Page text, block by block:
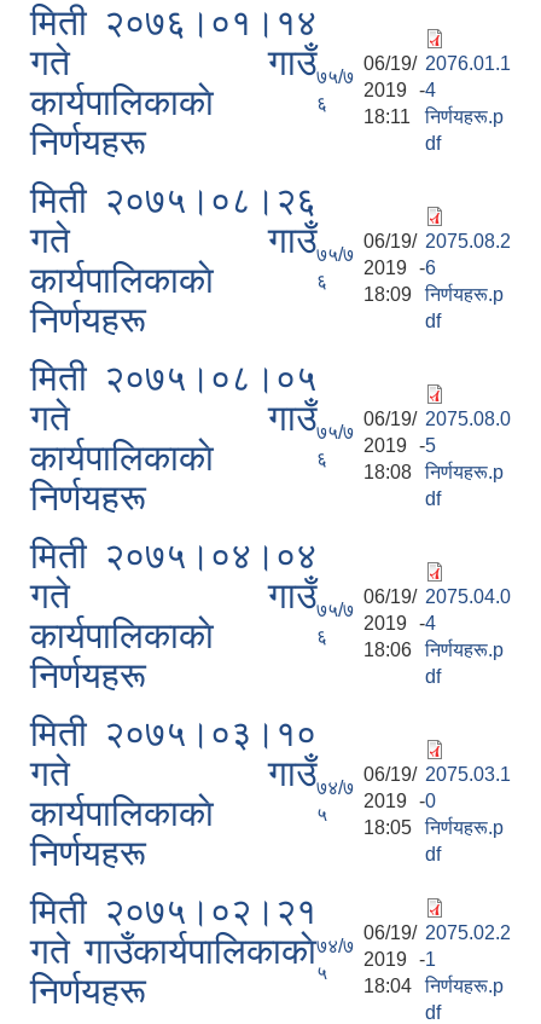
मिती २०७६।०१।१४
गते गाउँ
कार्यपालिकाकाे
निर्णयहरू
७५/७
६
06/19/
2019 -
18:11
2076.01.1
4
निर्णयहरू.p
df
मिती २०७५।०८।२६
गते गाउँ
कार्यपालिकाकाे
निर्णयहरू
७५/७
६
06/19/
2019 -
18:09
2075.08.2
6
निर्णयहरू.p
df
मिती २०७५।०८।०५
गते गाउँ
कार्यपालिकाकाे
निर्णयहरू
७५/७
६
06/19/
2019 -
18:08
2075.08.0
5
निर्णयहरू.p
df
मिती २०७५।०४।०४
गते गाउँ
कार्यपालिकाकाे
निर्णयहरू
७५/७
६
06/19/
2019 -
18:06
2075.04.0
4
निर्णयहरू.p
df
मिती २०७५।०३।१०
गते गाउँ
कार्यपालिकाकाे
निर्णयहरू
७४/७
५
06/19/
2019 -
18:05
2075.03.1
0
निर्णयहरू.p
df
मिती २०७५।०२।२१
गते गाउँकार्यपालिकाकाे
निर्णयहरू
७४/७
५
06/19/
2019 -
18:04
2075.02.2
1
निर्णयहरू.p
df